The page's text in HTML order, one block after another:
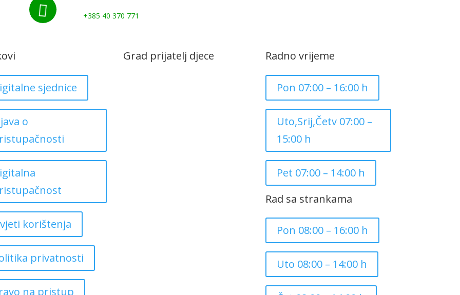
 +385 40 370 771
sjednice
o
korištenja
privatnosti
na pristup
Grad prijatelj djece Radno vrijeme
Pon 07:00 – 16:00 h
Uto,Srij,Četv 07:00 –
15:00 h
Pet 07:00 – 14:00 h
Rad sa strankama
Pon 08:00 – 16:00 h
Uto 08:00 – 14:00 h